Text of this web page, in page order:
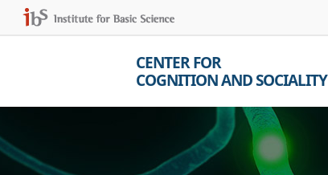
CENTER FOR
COGNITION AND SOCIALITY